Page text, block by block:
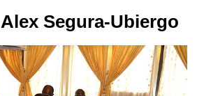
Alex Segura-Ubiergo